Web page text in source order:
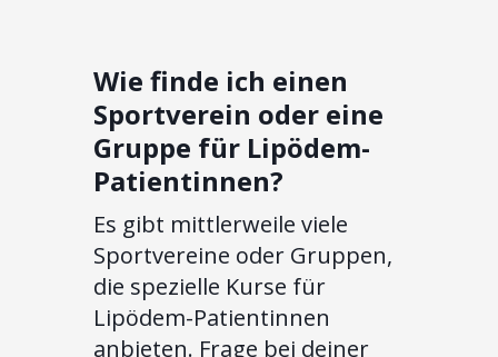
Wie finde ich einen
Sportverein oder eine
Gruppe für Lipödem-
Patientinnen?
Es gibt mittlerweile viele
Sportvereine oder Gruppen,
die spezielle Kurse für
Lipödem-Patientinnen
anbieten. Frage bei deiner